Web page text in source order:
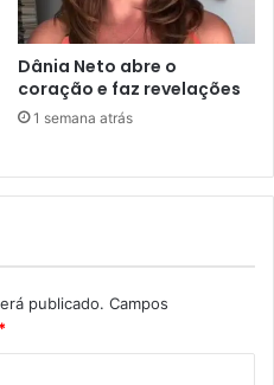
Dânia Neto abre o
coração e faz revelações
1 semana atrás
publicado. Campos
*